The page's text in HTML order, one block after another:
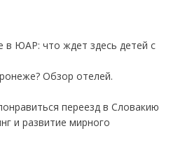
в ЮАР: что ждет здесь детей с
Обзор отелей.
переезд в Словакию
и развитие мирного